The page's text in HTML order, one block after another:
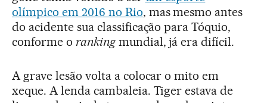
olímpico em 2016 no Rio, mas mesmo antes
do acidente sua classificação para Tóquio,
conforme o rankingmundial, já era difícil.
A grave lesão volta a colocar o mito em
xeque. A lenda cambaleia. Tiger estava de